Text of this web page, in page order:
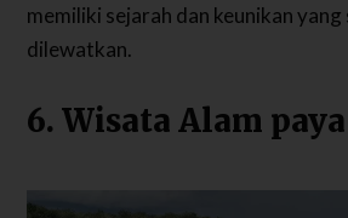
memiliki sejarah dan keunikan
dilewatkan.
6. Wisata Alam